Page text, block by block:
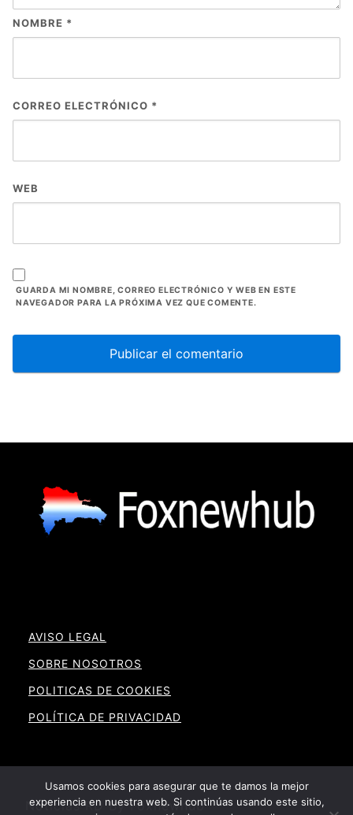
NOMBRE *
CORREO ELECTRÓNICO *
WEB
GUARDA MI NOMBRE, CORREO ELECTRÓNICO Y WEB EN ESTE
NAVEGADOR PARA LA PRÓXIMA VEZ QUE COMENTE.
AVISO LEGAL
SOBRE NOSOTROS
POLITICAS DE COOKIES
POLÍTICA DE PRIVACIDAD
Noticias RD By Foxnewhub
Usamos cookies para asegurar que te damos la mejor
experiencia en nuestra web. Si continúas usando este sitio,